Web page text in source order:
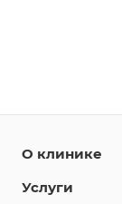
О клинике
Услуги